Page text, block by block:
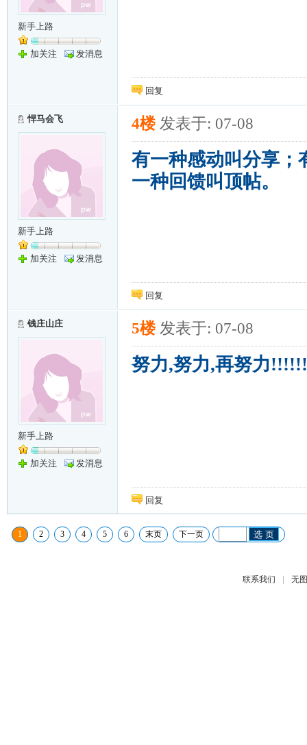
新手上路
加关注 发消息
回复
悍马会飞
新手上路
加关注 发消息
4楼 发表于: 07-08
有一种感动叫分享；
一种回馈叫顶帖。
回复
钱庄山庄
新手上路
加关注 发消息
5楼 发表于: 07-08
努力,努力,再努力
回复
1 2 3 4 5 6 末页 下一页 选 页
联系我们 | 无